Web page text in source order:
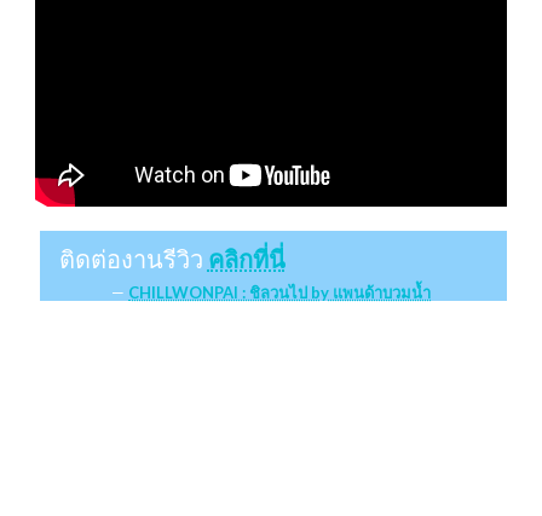
ติดต่องานรีวิว คลิกที่นี่
CHILLWONPAI : ชิลวนไป by แพนด้าบวมน้ำ